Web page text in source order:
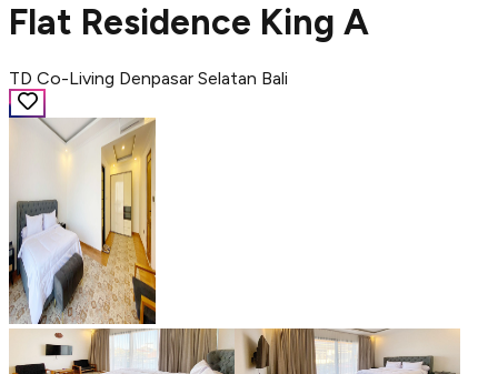
Flat Residence King A
TD Co-Living Denpasar Selatan Bali